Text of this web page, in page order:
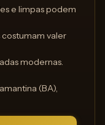
e limpas podem
valer
modernas.
(BA),